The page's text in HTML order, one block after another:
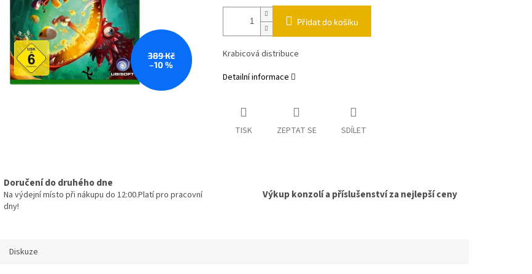
389 Kč
–10 %
Přidat do košíku
Krabicová distribuce
Detailní informace
TISK ZEPTAT SE SDÍLET
Doručení do druhého dne
Na výdejní místo při nákupu do 12:00.Platí pro pracovní
dny!
Výkup konzolí a příslušenství za nejlepší ceny
Diskuze